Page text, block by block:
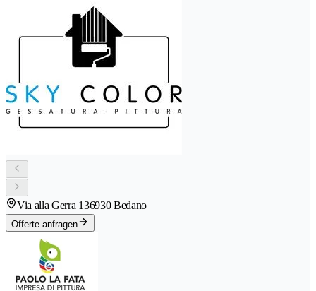
Via alla Gerra 136930 Bedano
Offerte anfragen